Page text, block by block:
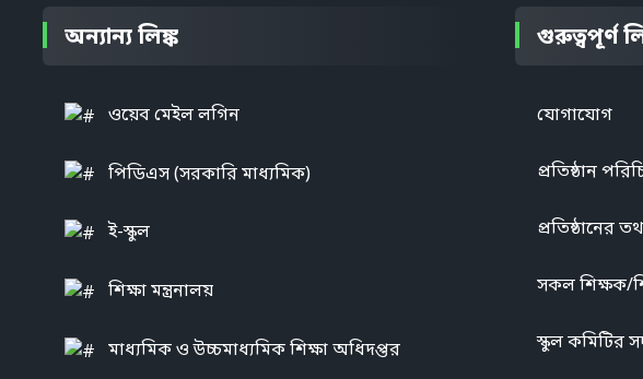
অন্যান্য লিঙ্ক
ওয়েব মেইল লগিন
পিডিএস (সরকারি মাধ্যমিক)
ই-স্কুল
শিক্ষা মন্ত্রনালয়
মাধ্যমিক ও উচ্চমাধ্যমিক শিক্ষা অধিদপ্তর
গুরুত্বপূর্ণ
যোগাযোগ
প্রতিষ্ঠান
প্রতিষ্ঠানের
সকল শিক্ষক/
স্কুল কমিটির